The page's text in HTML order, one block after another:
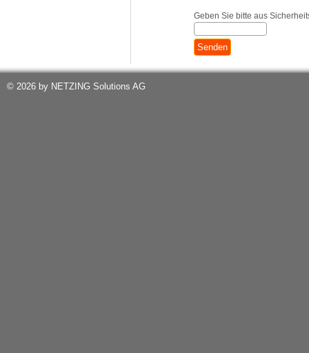
Geben Sie bitte aus
Senden
© 2026 by NETZING Solutions AG